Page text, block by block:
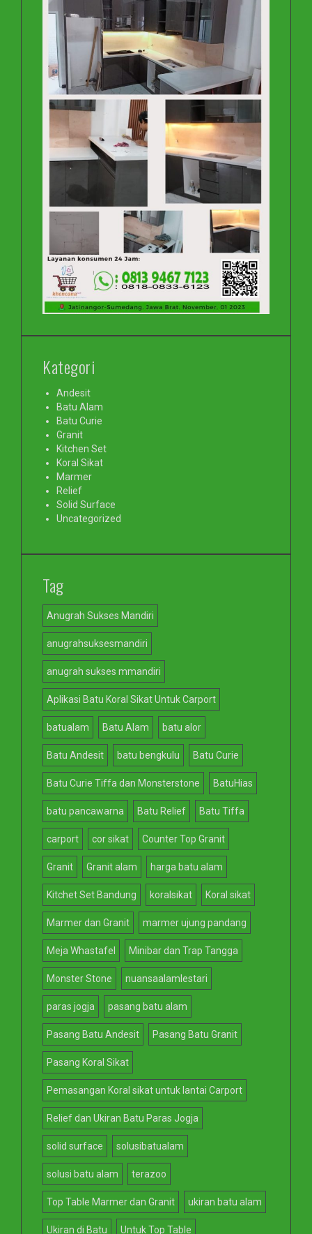
Kategori
Andesit
Batu Alam
Batu Curie
Granit
Kitchen Set
Koral Sikat
Marmer
Relief
Solid Surface
Uncategorized
Tag
Anugrah Sukses Mandiri
anugrahsuksesmandiri
anugrah sukses mmandiri
Aplikasi Batu Koral Sikat Untuk Carport
batualam Batu Alam batu alor
Batu Andesit batu bengkulu Batu Curie
Batu Curie Tiffa dan Monsterstone BatuHias
batu pancawarna Batu Relief Batu Tiffa
carport cor sikat Counter Top Granit
Granit Granit alam harga batu alam
Kitchet Set Bandung koralsikat Koral sikat
Marmer dan Granit marmer ujung pandang
Meja Whastafel Minibar dan Trap Tangga
Monster Stone nuansaalamlestari
paras jogja pasang batu alam
Pasang Batu Andesit Pasang Batu Granit
Pasang Koral Sikat
Pemasangan Koral sikat untuk lantai Carport
Relief dan Ukiran Batu Paras Jogja
solid surface solusibatualam
solusi batu alam terazoo
Top Table Marmer dan Granit ukiran batu alam
Ukiran di Batu Untuk Top Table